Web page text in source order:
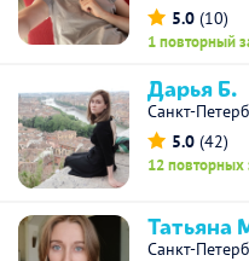
5.0 (10)
1 повторный
Дарья Б.
Санкт-
5.0 (42)
12 повторных
Татьяна
Санкт-